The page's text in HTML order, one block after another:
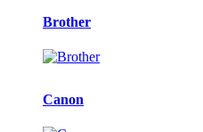
Карусель
брендов
Brother
Canon